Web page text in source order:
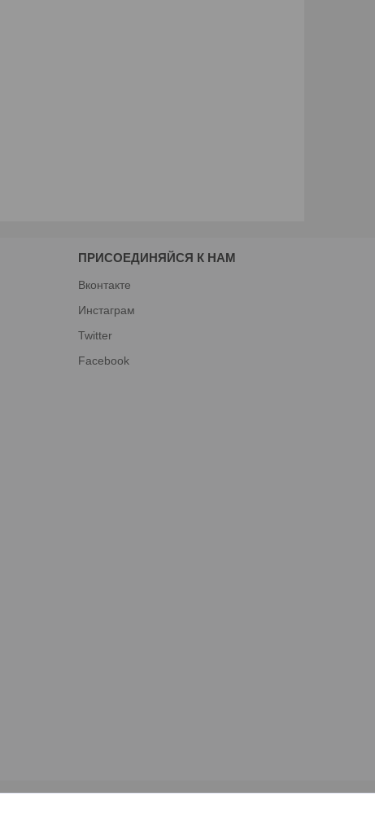
ПРИСОЕДИНЯЙСЯ К НАМ
Вконтакте
Инстаграм
Twitter
Facebook